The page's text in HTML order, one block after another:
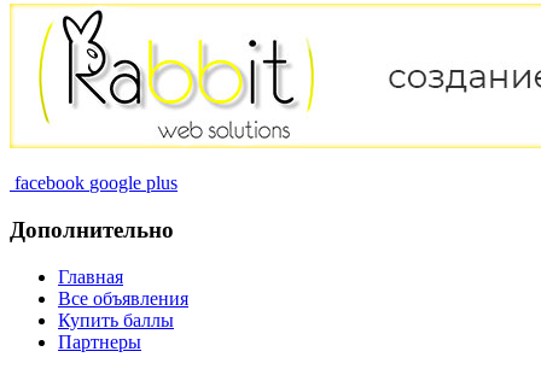
facebook google plus
Дополнительно
Главная
Все объявления
Купить баллы
Партнеры